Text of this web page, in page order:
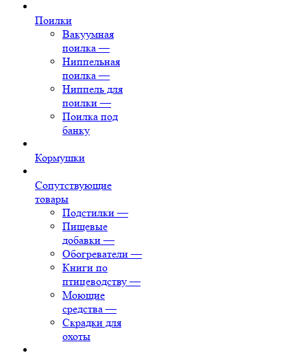
Поилки
Вакуумная
поилка —
Ниппельная
поилка —
Ниппель для
поилки —
Поилка под
банку
Кормушки
Сопутствующие
товары
Подстилки —
Пищевые
добавки —
Обогреватели —
Книги по
птицеводству —
Моющие
средства —
Скрадки для
охоты